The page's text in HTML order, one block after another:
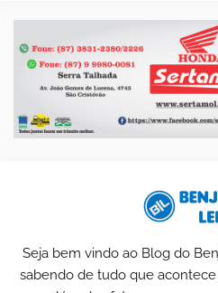
Seja bem vindo ao Blog do
sabendo de tudo que